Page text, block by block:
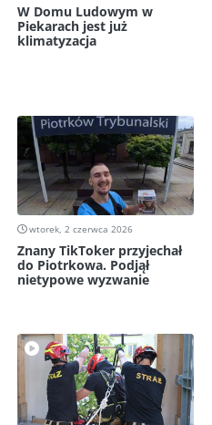
W Domu Ludowym w
Piekarach jest już
klimatyzacja
wtorek, 2 czerwca 2026
Znany TikToker przyjechał
do Piotrkowa. Podjął
nietypowe wyzwanie